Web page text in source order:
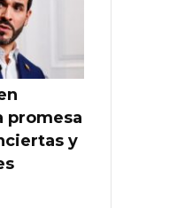
promesa
y